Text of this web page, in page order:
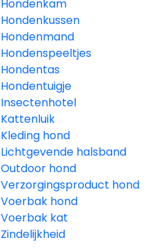
Hondenkam
Hondenkussen
Hondenmand
Hondenspeeltjes
Hondentas
Hondentuigje
Insectenhotel
Kattenluik
Kleding hond
Lichtgevende halsband
Outdoor hond
Verzorgingsproduct hond
Voerbak hond
Voerbak kat
Zindelijkheid